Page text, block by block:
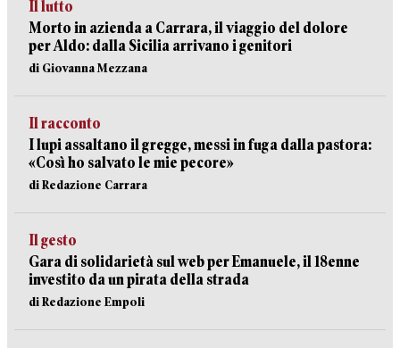
Il lutto
Morto in azienda a Carrara, il viaggio del dolore
per Aldo: dalla Sicilia arrivano i genitori
di Giovanna Mezzana
Il racconto
I lupi assaltano il gregge, messi in fuga dalla pastora:
«Così ho salvato le mie pecore»
di Redazione Carrara
Il gesto
Gara di solidarietà sul web per Emanuele, il 18enne
investito da un pirata della strada
di Redazione Empoli